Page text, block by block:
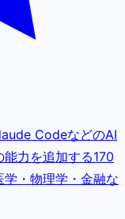
CodeなどのAI
力を追加する170
・物理学・金融な